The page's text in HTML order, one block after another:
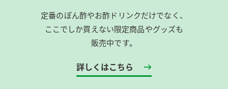
定番のぽん酢やお酢ドリンクだけでなく、
ここでしか買えない限定商品やグッズも
販売中です。
詳しくはこちら